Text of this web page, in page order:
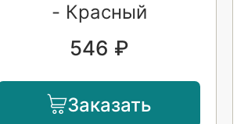
- Красный
546 ₽
Заказать